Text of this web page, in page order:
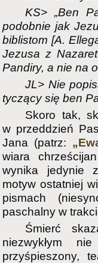
KS> „Ben
podobnie jak
biblistom [A.
Jezusa z
Pandiry, a nie na
JL> Nie
tyczący się ben
Skoro tak,
w przeddzień
Jana (patrz:
wiara
wynika jedynie
motyw ostatniej
pismach
paschalny w
Śmierć
niezwykłym
przyśpieszony,